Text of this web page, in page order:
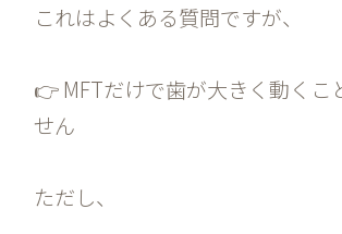
これはよくある質問ですが、
👉 MFTだけで歯が大きく動くこ
せん
ただし、